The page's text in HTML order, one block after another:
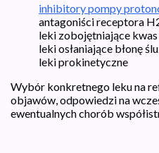
inhibitory pompy
antagoniści receptora
leki zobojętniające
leki osłaniające błonę
leki prokinetyczne
Wybór konkretnego leku na
objawów, odpowiedzi na
ewentualnych chorób